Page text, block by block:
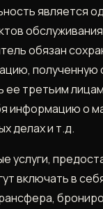
является
обязан
полученную
ее третьим
информацию о
делах и т.д.
услуги,
включать в